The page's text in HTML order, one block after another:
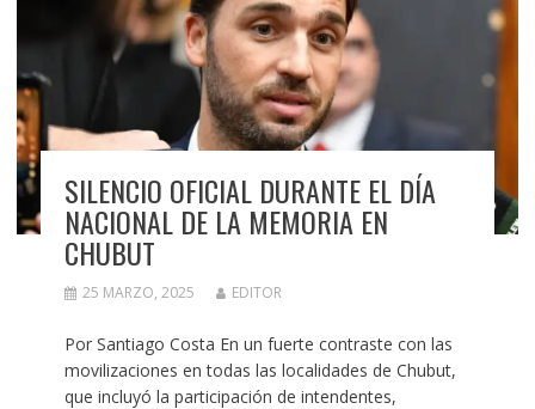
SILENCIO OFICIAL DURANTE EL DÍA
NACIONAL DE LA MEMORIA EN
CHUBUT
25 MARZO, 2025 EDITOR
Por Santiago Costa En un fuerte contraste con las
movilizaciones en todas las localidades de Chubut,
que incluyó la participación de intendentes,